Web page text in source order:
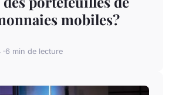
mobiles?
6 min de lecture